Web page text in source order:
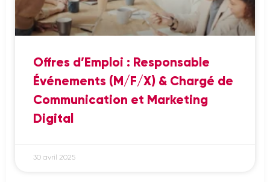
Offres d’Emploi : Responsable
Événements (M/F/X) & Chargé de
Communication et Marketing
Digital
30 avril 2025